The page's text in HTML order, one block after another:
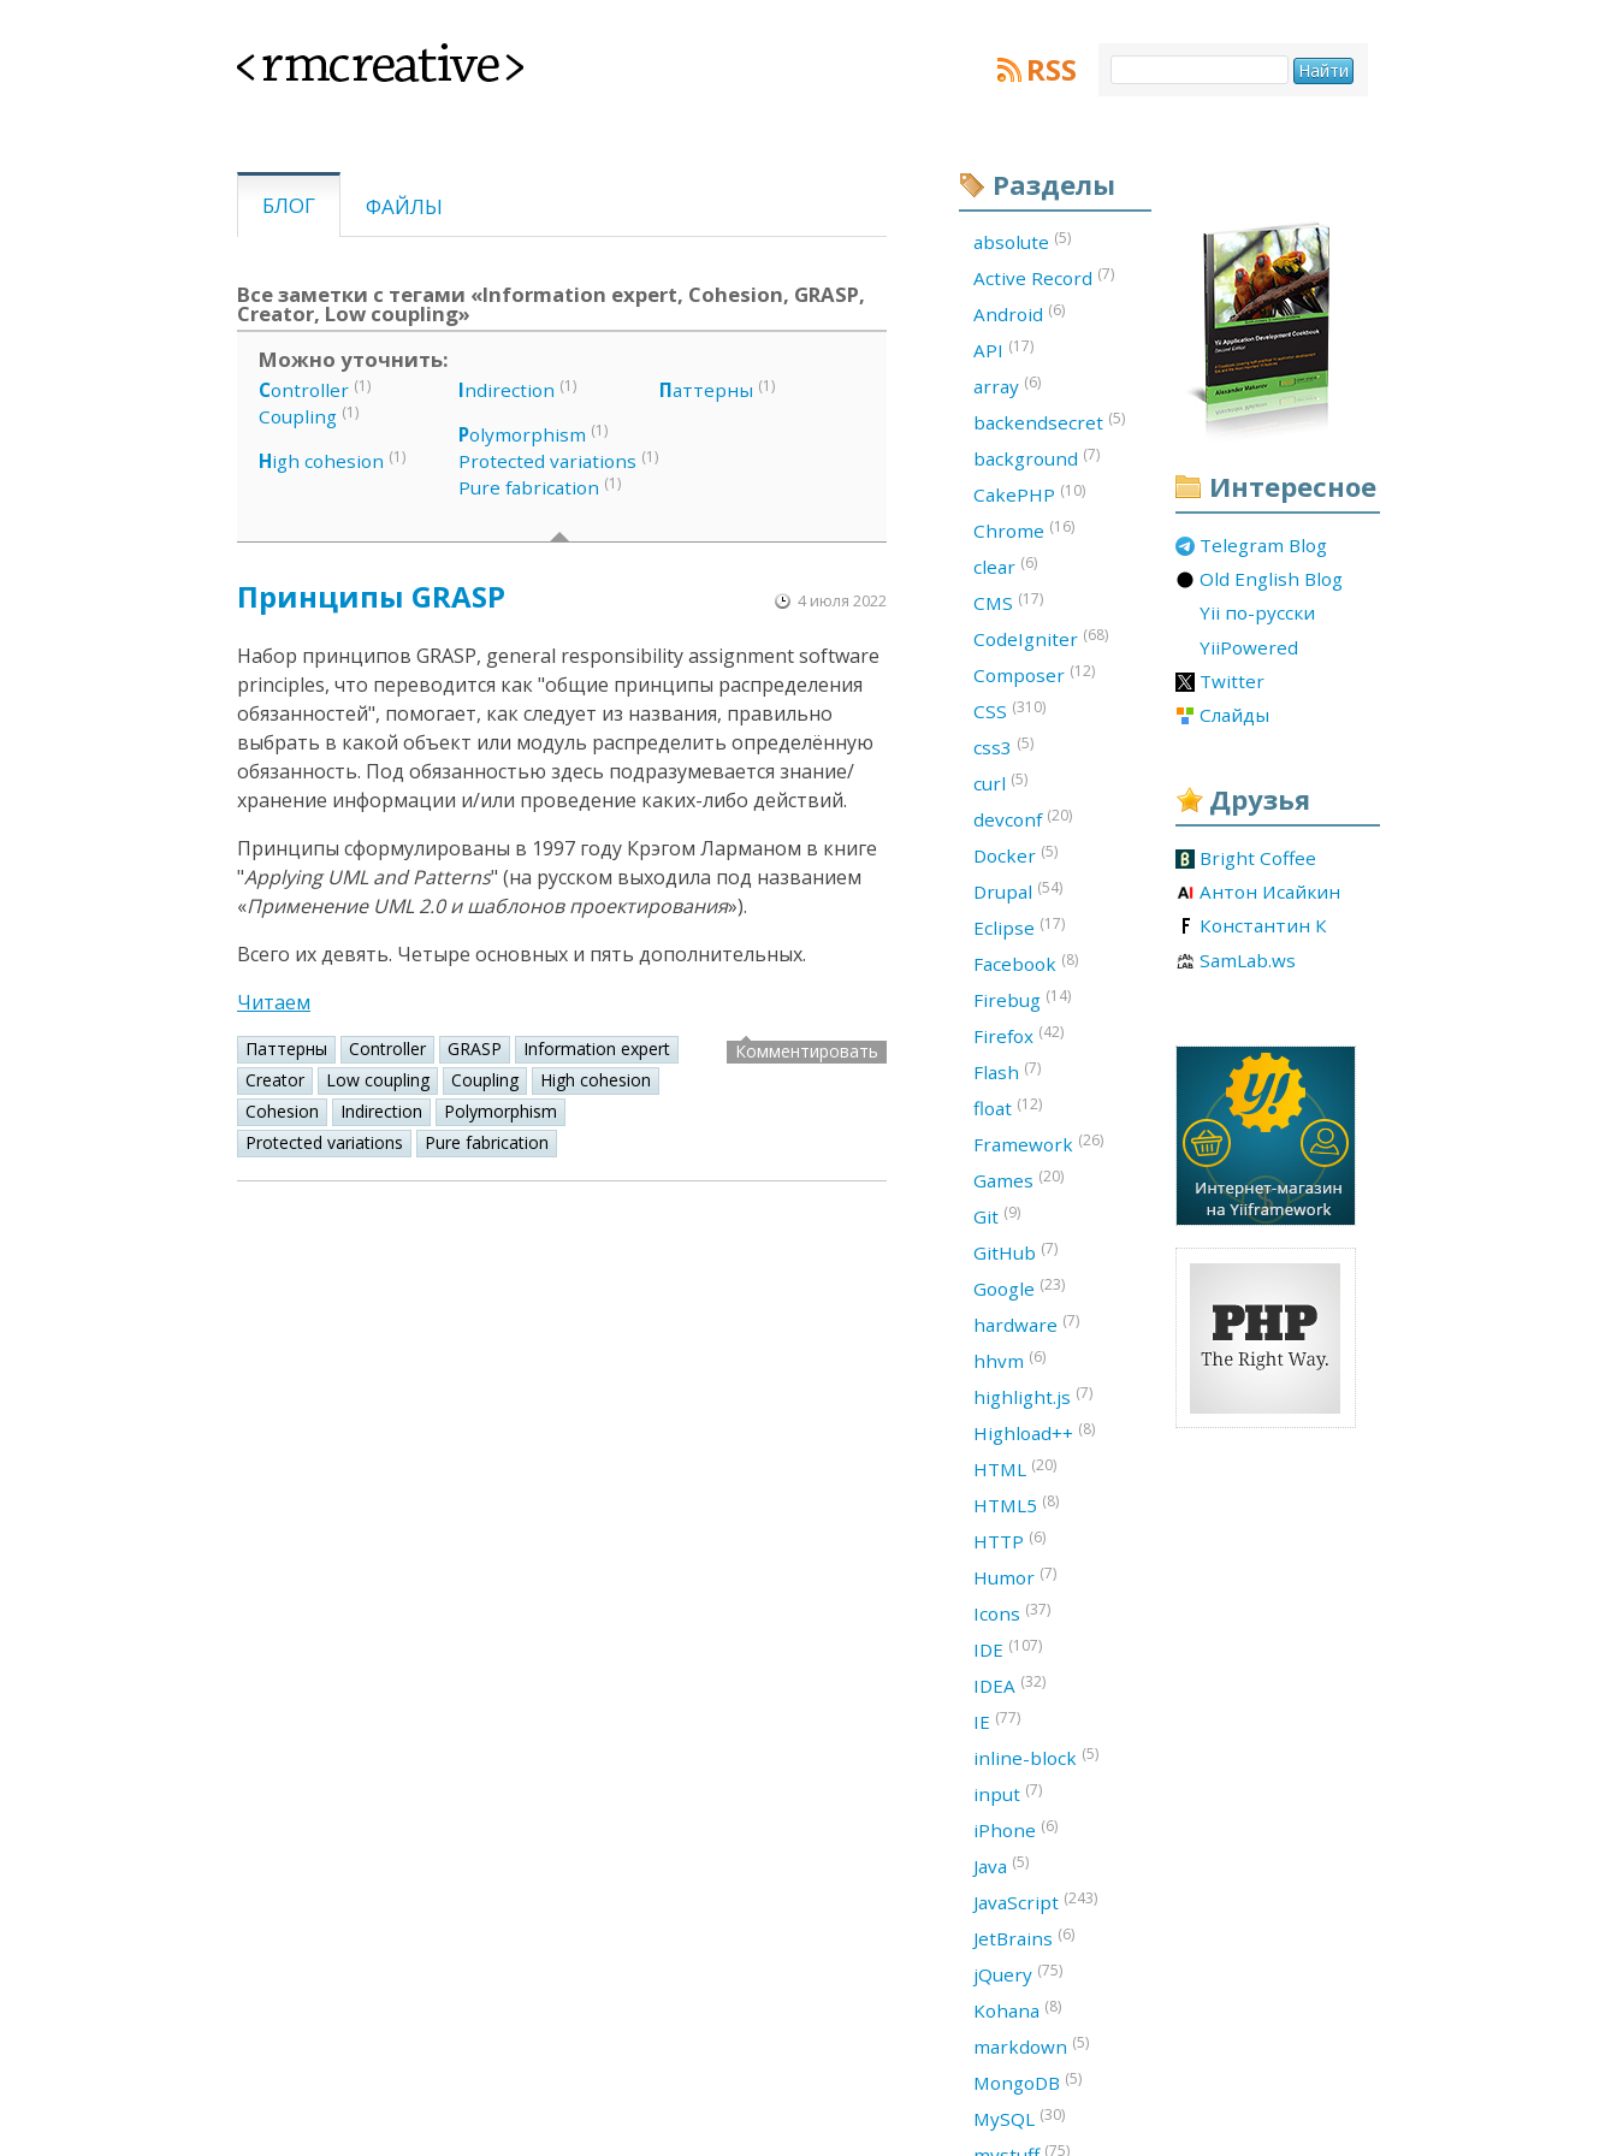
<rmcreative> RSS
БЛОГ ФАЙЛЫ
Все заметки с тегами «Information expert, Cohesion, GRASP,
Creator, Low coupling»
Можно уточнить:
Controller (1)
Coupling (1)
High cohesion (1)
Indirection (1)
Polymorphism (1)
Protected variations (1)
Pure fabrication (1)
Паттерны (1)
Принципы GRASP 4 июля 2022
Набор принципов GRASP, general responsibility assignment software
principles, что переводится как "общие принципы распределения
обязанностей", помогает, как следует из названия, правильно
выбрать в какой объект или модуль распределить определённую
обязанность. Под обязанностью здесь подразумевается знание/
хранение информации и/или проведение каких-либо действий.
Принципы сформулированы в 1997 году Крэгом Ларманом в книге
"Applying UML and Patterns" (на русском выходила под названием
«Применение UML 2.0 и шаблонов проектирования»).
Всего их девять. Четыре основных и пять дополнительных.
Читаем
Паттерны Controller GRASP
Information expert
Creator
Low coupling Coupling
High cohesion
Cohesion
Indirection
Polymorphism
Protected variations
Pure fabrication
Комментировать
Интересное
Telegram Blog
Old English Blog
Yii по-русски
YiiPowered
Twitter
Слайды
Друзья
Bright Coffee
Антон Исайкин
Константин К
SamLab.ws
Разделы
absolute (5)
Active Record (7)
Android (6)
API (17)
array (6)
backendsecret (5)
background (7)
CakePHP (10)
Chrome (16)
clear (6)
CMS (17)
CodeIgniter (68)
Composer (12)
CSS (310)
css3 (5)
curl (5)
devconf (20)
Docker (5)
Drupal (54)
Eclipse (17)
Facebook (8)
Firebug (14)
Firefox (42)
Flash (7)
float (12)
Framework (26)
Games (20)
Git (9)
GitHub (7)
Google (23)
hardware (7)
hhvm (6)
highlight.js (7)
Highload++ (8)
HTML (20)
HTML5 (8)
HTTP (6)
Humor (7)
Icons (37)
IDE (107)
IDEA (32)
IE (77)
inline-block (5)
input (7)
iPhone (6)
Java (5)
JavaScript (243)
JetBrains (6)
jQuery (75)
Kohana (8)
markdown (5)
MongoDB (5)
MySQL (30)
(75)